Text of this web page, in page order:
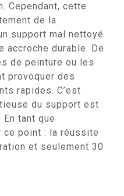
Cependant, cette
de la
support mal nettoyé
accroche durable. De
de peinture ou les
provoquer des
rapides. C’est
du support est
tant que
ce point : la réussite
et seulement 30